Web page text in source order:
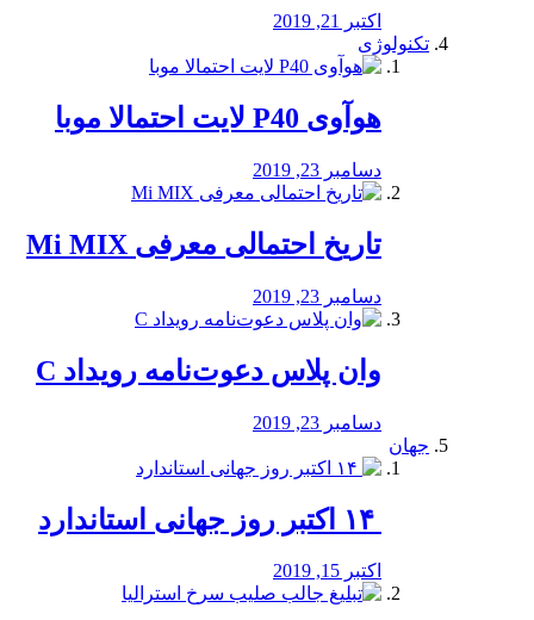
اکتبر 21, 2019
تکنولوژی
هوآوی P40 لایت احتمالا موبا
دسامبر 23, 2019
تاریخ احتمالی معرفی Mi MIX
دسامبر 23, 2019
وان پلاس دعوت‌نامه رویداد C
دسامبر 23, 2019
جهان
اکتبر 15, 2019